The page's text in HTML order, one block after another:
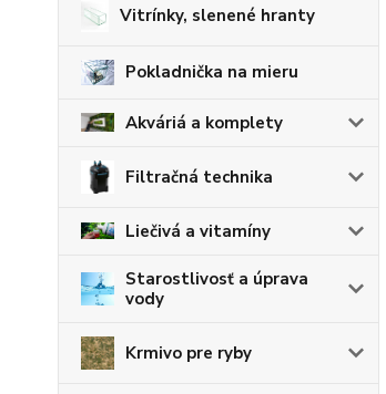
Vitrínky, slenené hranty
Pokladnička na mieru
Akváriá a komplety
Filtračná technika
Liečivá a vitamíny
Starostlivosť a úprava
vody
Krmivo pre ryby